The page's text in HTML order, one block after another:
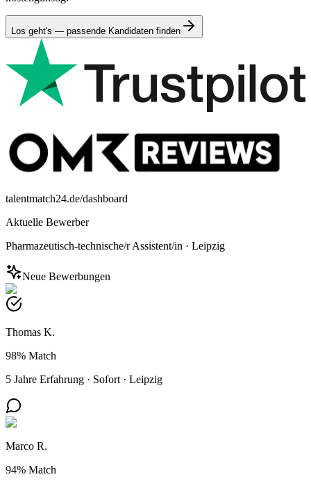
Los geht's — passende Kandidaten finden
talentmatch24.de/dashboard
Aktuelle Bewerber
Pharmazeutisch-technische/r Assistent/in · Leipzig
Neue Bewerbungen
Thomas K.
98% Match
5 Jahre Erfahrung · Sofort · Leipzig
Marco R.
94% Match